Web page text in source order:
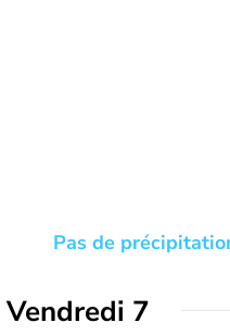
Pas de
Vendredi 7